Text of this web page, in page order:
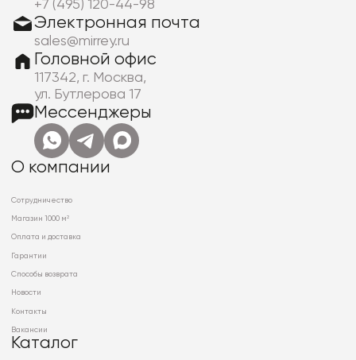
+7 (495) 120-44-98
Электронная почта
sales@mirrey.ru
Головной офис
117342, г. Москва,
ул. Бутлерова 17
Мессенджеры
О компании
Сотрудничество
Магазин 1000 м²
Оплата и доставка
Гарантии
Способы возврата
Новости
Контакты
Вакансии
Каталог